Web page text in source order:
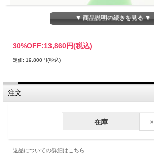
▼ 商品説明の続きを見る ▼
30%OFF:13,860円(税込)
定価: 19,800円(税込)
注文
在庫 ×
返品についての詳細はこちら